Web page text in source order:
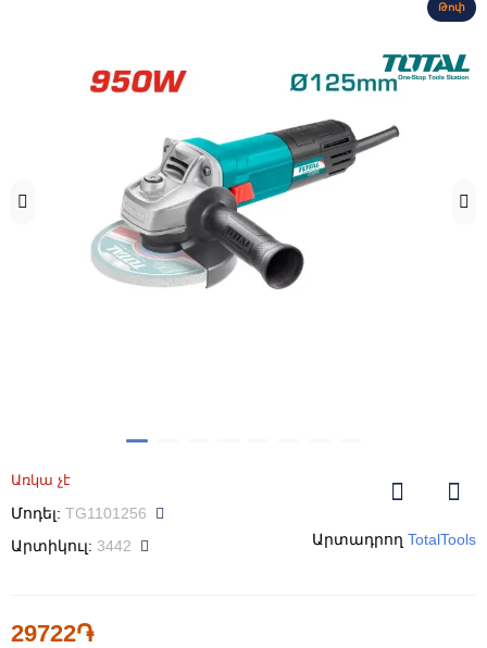
Թոփ
Առկա չէ
Մոդել: TG1101256
Արտիկուլ: 3442 Արտադրող TotalTools
29722֏